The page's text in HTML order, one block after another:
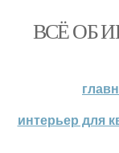
ВСЁ ОБ
интерьер для